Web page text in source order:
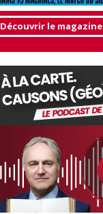
Découvrir le magazine